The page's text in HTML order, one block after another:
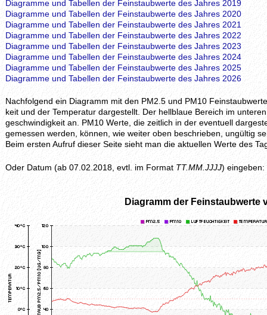
Diagramme und Tabellen der Feinstaubwerte des Jahres 2019
Diagramme und Tabellen der Feinstaubwerte des Jahres 2020
Diagramme und Tabellen der Feinstaubwerte des Jahres 2021
Diagramme und Tabellen der Feinstaubwerte des Jahres 2022
Diagramme und Tabellen der Feinstaubwerte des Jahres 2023
Diagramme und Tabellen der Feinstaubwerte des Jahres 2024
Diagramme und Tabellen der Feinstaubwerte des Jahres 2025
Diagramme und Tabellen der Feinstaubwerte des Jahres 2026
Nachfolgend ein Diagramm mit den PM2.5 und PM10
keit und der Temperatur dargestellt. Der hellblaue Bereich im
geschwindig­keit an. PM10 Werte, die zeitlich in der eventuell
gemessen werden, können, wie weiter oben beschrieben, ungültig
Beim ersten Aufruf dieser Seite sieht man die aktuellen Werte des
Oder Datum (ab 07.02.2018, evtl. im Format TT.MM.JJJJ) eingeben:
Diagramm der Feinstaubwerte